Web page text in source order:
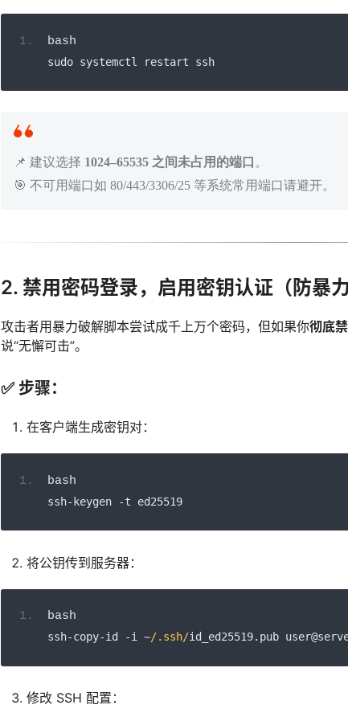
bash
sudo systemctl restart ssh
📌 建议选择 1024–65535 之间未占用的端口 。
🎯 不可用端口如 80/443/3306/25 等系统常用端口请避开。
2. 禁用密码登录，启用密钥认证（防暴力
攻击者用暴力破解脚本尝试成千上万个密码，但如果你彻底
说“无懈可击”。
✅ 步骤：
在客户端生成密钥对：
bash
ssh-keygen -t ed25519
将公钥传到服务器：
bash
ssh-copy-id -i ~/.ssh/id_ed25519. pub
修改 SSH 配置：